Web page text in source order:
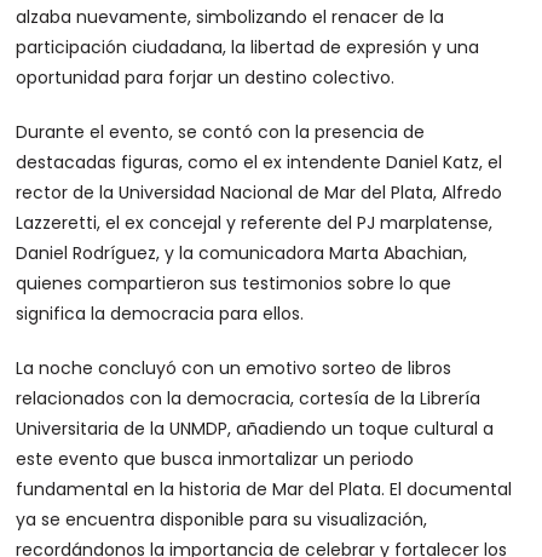
alzaba nuevamente, simbolizando el renacer de la
participación ciudadana, la libertad de expresión y una
oportunidad para forjar un destino colectivo.
Durante el evento, se contó con la presencia de
destacadas figuras, como el ex intendente Daniel Katz, el
rector de la Universidad Nacional de Mar del Plata, Alfredo
Lazzeretti, el ex concejal y referente del PJ marplatense,
Daniel Rodríguez, y la comunicadora Marta Abachian,
quienes compartieron sus testimonios sobre lo que
significa la democracia para ellos.
La noche concluyó con un emotivo sorteo de libros
relacionados con la democracia, cortesía de la Librería
Universitaria de la UNMDP, añadiendo un toque cultural a
este evento que busca inmortalizar un periodo
fundamental en la historia de Mar del Plata. El documental
ya se encuentra disponible para su visualización,
recordándonos la importancia de celebrar y fortalecer los